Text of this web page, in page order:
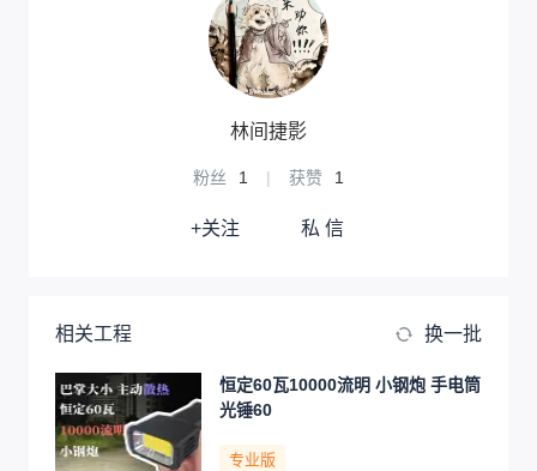
林间捷影
粉丝 1 | 获赞 1
+关注 私 信
相关工程 换一批
恒定60瓦10000流明 小钢炮 手电筒
光锤60
专业版